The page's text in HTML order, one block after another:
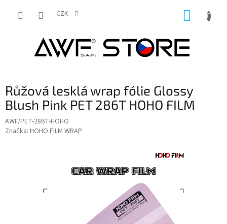
CZK
Růžová lesklá wrap fólie Glossy
Blush Pink PET 286T HOHO FILM
AWF/PET-286T-HOHO
Značka: HOHO FILM WRAP